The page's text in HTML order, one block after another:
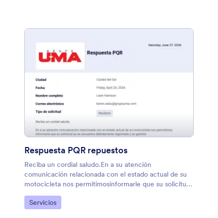
Respuesta PQR repuestos
Reciba un cordial saludo.En a su atención
comunicación relacionada con el estado actual de su
motocicleta nos permitimosinformarle que su solicitud
ya se encuentra debidamente registrada y en
gestión.Actualmente, el repuesto requerido se
Ir a Categoría:
Servicios